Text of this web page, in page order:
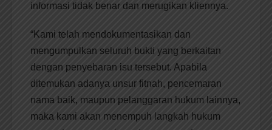
informasi tidak benar dan merugikan kliennya.
“Kami telah mendokumentasikan dan
mengumpulkan seluruh bukti yang berkaitan
dengan penyebaran isu tersebut. Apabila
ditemukan adanya unsur fitnah, pencemaran
nama baik, maupun pelanggaran hukum lainnya,
maka kami akan menempuh langkah hukum